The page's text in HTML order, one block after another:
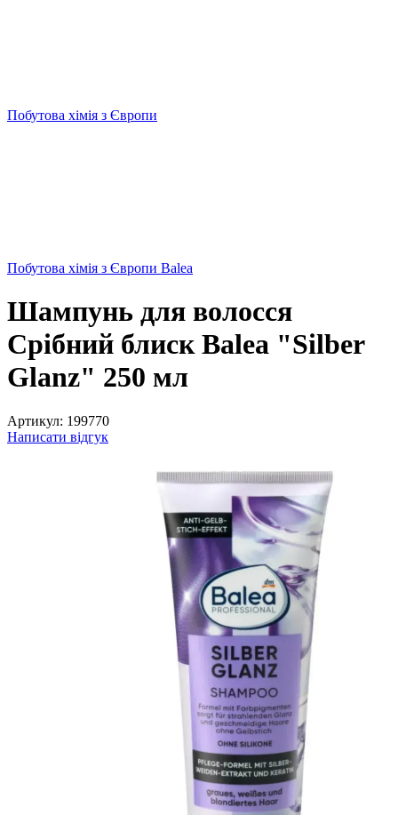
Побутова хімія з Європи
Побутова хімія з Європи Balea
Шампунь для волосся
Срібний блиск Balea "Silber
Glanz" 250 мл
Артикул: 199770
Написати відгук